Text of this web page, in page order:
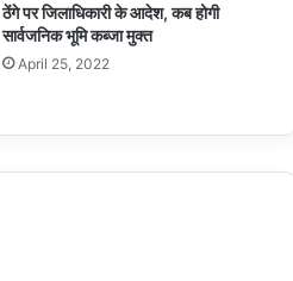
ठेंगे पर जिलाधिकारी के आदेश, कब होगी
सार्वजनिक भूमि कब्जा मुक्त
April 25, 2022